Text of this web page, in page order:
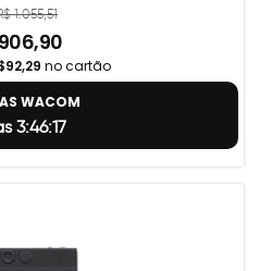
1.055,51
no cartão
WACOM
3:46:17